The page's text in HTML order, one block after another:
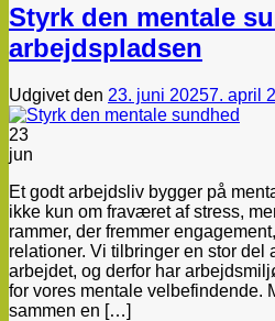
Styrk den mentale
arbejdspladsen
Udgivet den 23. juni 20257. april
23
jun
Et godt arbejdsliv bygger på
ikke kun om fraværet af stress,
rammer, der fremmer
relationer. Vi tilbringer en stor del
arbejdet, og derfor har
for vores mentale velbefindende.
sammen en […]